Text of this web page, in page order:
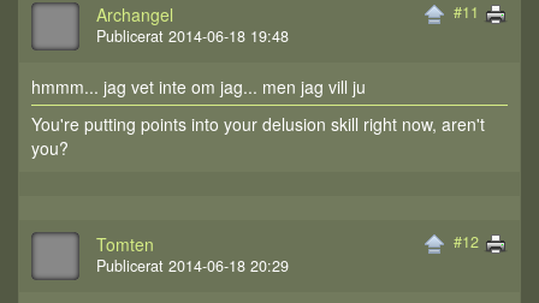
#11
Archangel
Publicerat 2014-06-18 19:48
hmmm... jag vet inte om jag... men jag vill ju
You're putting points into your delusion skill right now, aren't
you?
#12
Tomten
Publicerat 2014-06-18 20:29